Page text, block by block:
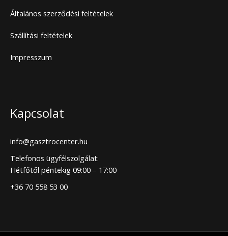
Általános szerződési feltételek
Szállítási feltételek
Impresszum
Kapcsolat
info@gasztrocenter.hu
Telefonos ügyfélszolgálat:
Hétfőtől péntekig 09:00 – 17:00
+36 70 558 53 00